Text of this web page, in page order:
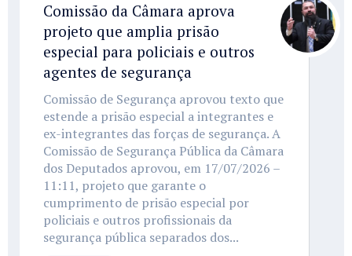
Comissão da Câmara aprova
projeto que amplia prisão
especial para policiais e outros
agentes de segurança
Comissão de Segurança aprovou texto que
estende a prisão especial a integrantes e
ex-integrantes das forças de segurança. A
Comissão de Segurança Pública da Câmara
dos Deputados aprovou, em 17/07/2026 –
11:11, projeto que garante o
cumprimento de prisão especial por
policiais e outros profissionais da
segurança pública separados dos...